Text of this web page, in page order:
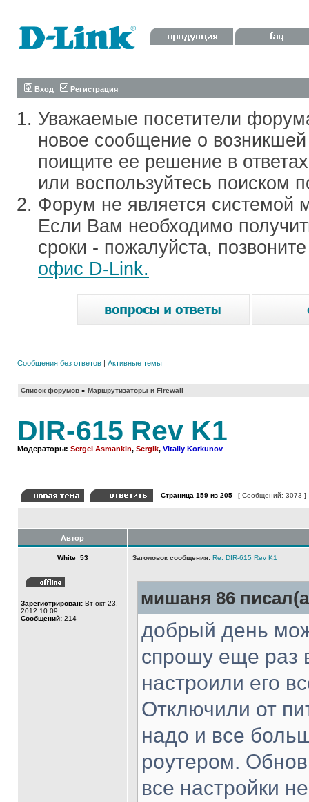
Вход Регистрация
Уважаемые посетители
новое сообщение о
поищите ее решение в
или воспользуйтесь поиском
Форум не является системой
Если Вам необходимо
сроки - пожалуйста,
офис D-Link.
Сообщения без ответов | Активные темы
Список форумов » Маршрутизаторы и Firewall
DIR-615 Rev K1
Модераторы: Sergei Asmankin, Sergik, Vitaliy Korkunov
Страница 159 из 205 [ Сообщений: 3073 ]
Автор
White_53 Заголовок сообщения: Re: DIR-615 Rev K1
Зарегистрирован: Вт окт 23,
2012 10:09
Сообщений: 214
мишаня 86
добрый день
спрошу еще раз
настроили его
Отключили от
надо и все
роутером.
все настройки